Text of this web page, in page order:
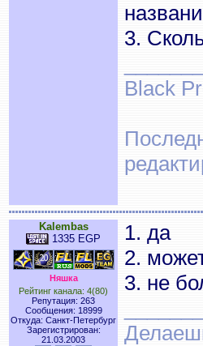
3.
Black
Kalembas
1335 EGP
Няшка
Рейтинг канала: 4(80)
Репутация: 263
Сообщения: 18999
Откуда: Санкт-Петербург
Зарегистрирован:
21.03.2003
1. да
2.
3. не